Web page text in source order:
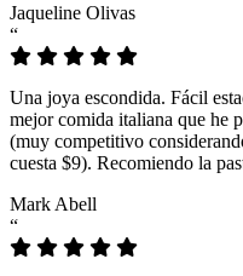
Jaqueline Olivas
“
Una joya escondida. Fácil
mejor comida italiana que he
(muy competitivo
cuesta $9). Recomiendo la
Mark Abell
“